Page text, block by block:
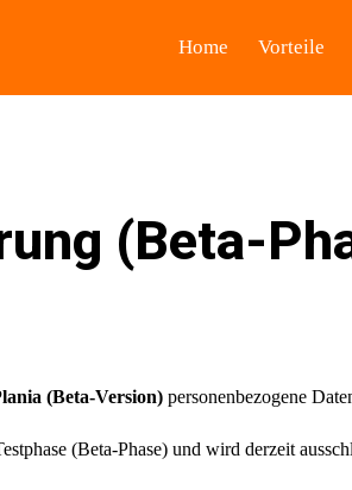
Home Vorteile
(Beta-
(Beta-Version) personenbezogene
(Beta-Phase) und wird derzeit